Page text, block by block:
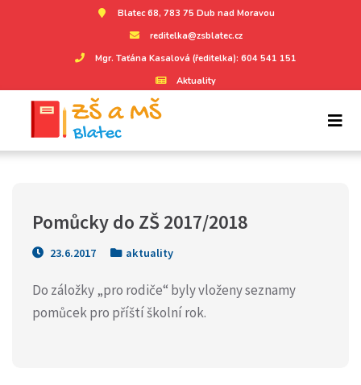
Blatec 68, 783 75 Dub nad Moravou
reditelka@zsblatec.cz
Mgr. Taťána Kasalová (ředitelka): 604 541 151
Aktuality
Pomůcky do ZŠ 2017/2018
23.6.2017 aktuality
Do záložky „pro rodiče“ byly vloženy seznamy
pomůcek pro příští školní rok.